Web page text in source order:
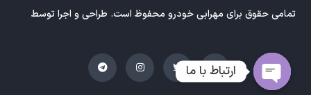
تمامی حقوق برای مهرابی خودرو محفوظ است. طراحی و اجرا توسط
ارتباط با ما